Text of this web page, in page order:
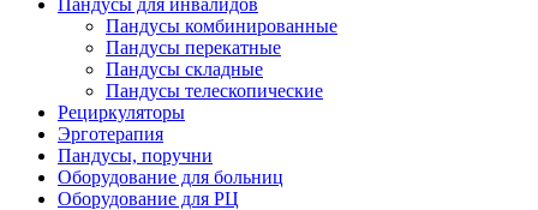
Пандусы для инвалидов
Пандусы комбинированные
Пандусы перекатные
Пандусы складные
Пандусы телескопические
Рециркуляторы
Эрготерапия
Пандусы, поручни
Оборудование для больниц
Оборудование для РЦ